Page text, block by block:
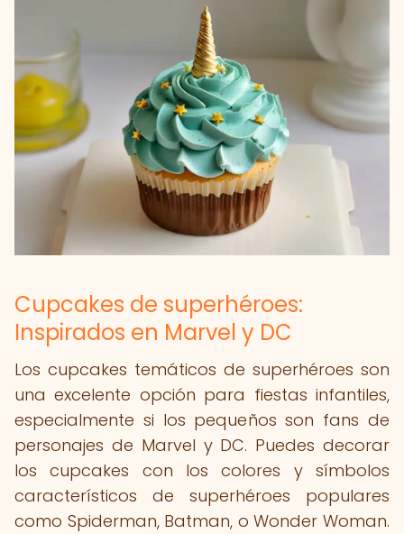
Cupcakes de superhéroes:
Inspirados en Marvel y DC
Los cupcakes temáticos de superhéroes son
una excelente opción para fiestas infantiles,
especialmente si los pequeños son fans de
personajes de Marvel y DC. Puedes decorar
los cupcakes con los colores y símbolos
característicos de superhéroes populares
como Spiderman, Batman, o Wonder Woman.